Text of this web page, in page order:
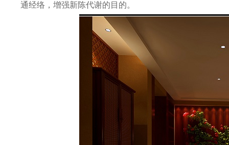
通经络，增强新陈代谢的目的。